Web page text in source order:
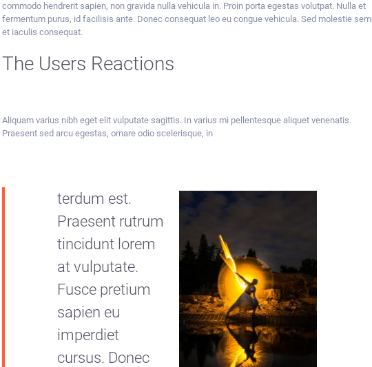
commodo hendrerit sapien, non gravida nulla vehicula in. Proin porta egestas volutpat. Nulla et
fermentum purus, id facilisis ante. Donec consequat leo eu congue vehicula. Sed molestie sem
et iaculis consequat.
The Users Reactions
Aliquam varius nibh eget elit vulputate sagittis. In varius mi pellentesque aliquet venenatis.
Praesent sed arcu egestas, ornare odio scelerisque, in
terdum est.
Praesent rutrum
tincidunt lorem
at vulputate.
Fusce pretium
sapien eu
imperdiet
cursus. Donec